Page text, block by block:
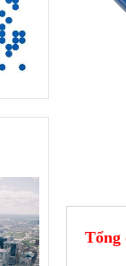
Tổng